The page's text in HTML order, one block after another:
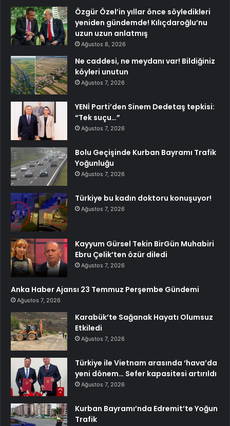
Özgür Özel’in yıllar önce söyledikleri
yeniden gündemde! Kılıçdaroğlu’nu
uzun uzun anlatmış
Ağustos 8, 2026
Ne caddesi, ne meydanı var! Bildiğiniz
köyleri unutun
Ağustos 7, 2026
YENİ Parti’den Sinem Dedetaş tepkisi:
“Tek suçu…”
Ağustos 7, 2026
Bolu Geçişinde Kurban Bayramı Trafik
Yoğunluğu
Ağustos 7, 2026
Türkiye bu kadın doktoru konuşuyor!
Ağustos 7, 2026
Kayyum Gürsel Tekin BirGün Muhabiri
Ebru Çelik’ten özür diledi
Ağustos 7, 2026
Anka Haber Ajansı 23 Temmuz Perşembe Gündemi
Ağustos 7, 2026
Karabük’te Sağanak Hayatı Olumsuz
Etkiledi
Ağustos 7, 2026
Türkiye ile Vietnam arasında ‘hava’da
yeni dönem… Sefer kapasitesi artırıldı
Ağustos 7, 2026
Kurban Bayramı’nda Edremit’te Yoğun
Trafik